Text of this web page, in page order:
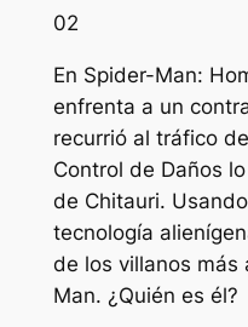
02
En Spider-Man:
enfrenta a un
recurrió al tráfico
Control de Daños
de Chitauri.
tecnología
de los villanos más
Man. ¿Quién es él?